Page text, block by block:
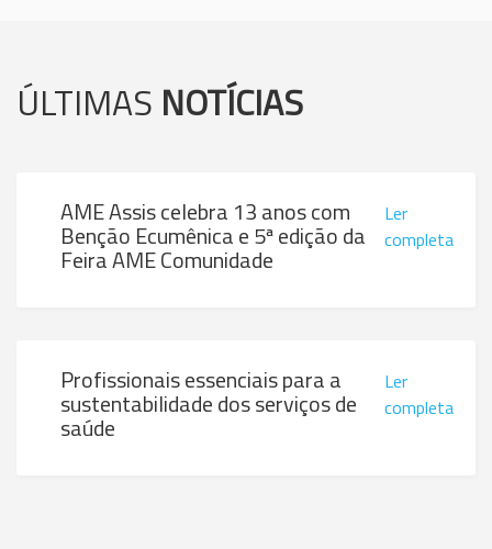
ÚLTIMAS NOTÍCIAS
AME Assis celebra 13 anos com
Benção Ecumênica e 5ª edição da
Feira AME Comunidade
Ler
completa
Profissionais essenciais para a
sustentabilidade dos serviços de
saúde
Ler
completa